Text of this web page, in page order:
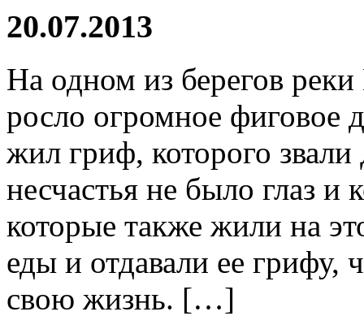
20.07.2013
На одном из берегов
росло огромное фиговое
жил гриф, которого звали
несчастья не было глаз
которые также жили на
еды и отдавали ее грифу,
свою жизнь. […]